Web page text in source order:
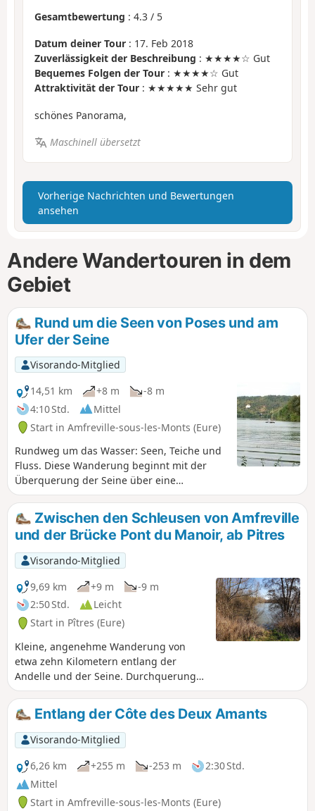
Gesamtbewertung : 4.3 / 5
Datum deiner Tour : 17. Feb 2018
Zuverlässigkeit der Beschreibung : ★★★★☆ Gut
Bequemes Folgen der Tour : ★★★★☆ Gut
Attraktivität der Tour : ★★★★★ Sehr gut
schönes Panorama,
Maschinell übersetzt
Vorherige Nachrichten und Bewertungen
ansehen
Andere Wandertouren in dem
Gebiet
Rund um die Seen von Poses und am
Ufer der Seine
Visorando-Mitglied
14,51 km
+8 m
-8 m
4:10 Std.
Mittel
Start in Amfreville-sous-les-Monts (Eure)
Rundweg um das Wasser: Seen, Teiche und
Fluss. Diese Wanderung beginnt mit der
Überquerung der Seine über eine
Fußgängerbrücke, die über die Schleusen
und den Staudamm von Poses führt.
Anschließend umrundet sie den Lac des
Deux Amants und den Lac du Mesnil, wo
zahlreiche Vögel, darunter Schwimmvögel,
den Charme dieser Seenlandschaft
vervollständigen. Der Rückweg am Ufer der
Seine führt an prächtigen Häusern aus
lokalem Stein vorbei und bietet einen Blick
auf die Kreidefelsen.
Zwischen den Schleusen von Amfreville
und der Brücke Pont du Manoir, ab Pitres
Visorando-Mitglied
9,69 km
+9 m
-9 m
2:50 Std.
Leicht
Start in Pîtres (Eure)
Kleine, angenehme Wanderung von
etwa zehn Kilometern entlang der
Andelle und der Seine. Durchquerung
des Freizeit- und Erholungszentrums
von Léry Poses und am Ufer von
Biotropica.
Entlang der Côte des Deux Amants
Visorando-Mitglied
6,26 km
+255 m -253 m
2:30 Std.
Mittel
Start in Amfreville-sous-les-Monts (Eure)